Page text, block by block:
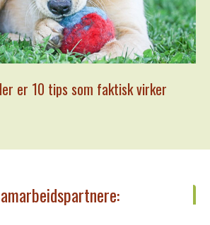
er 10 tips som faktisk virker